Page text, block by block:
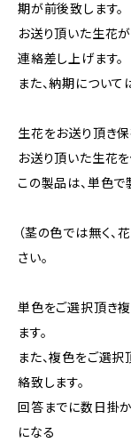
期が前後致します。
お送り頂いた生花
連絡差し上げます。
また、納期について
生花をお送り頂き
お送り頂いた生花
この製品は、単色で
（茎の色では無く
さい。
単色をご選択頂き
ます。
また、複色をご選
絡致します。
回答までに数日掛
になる